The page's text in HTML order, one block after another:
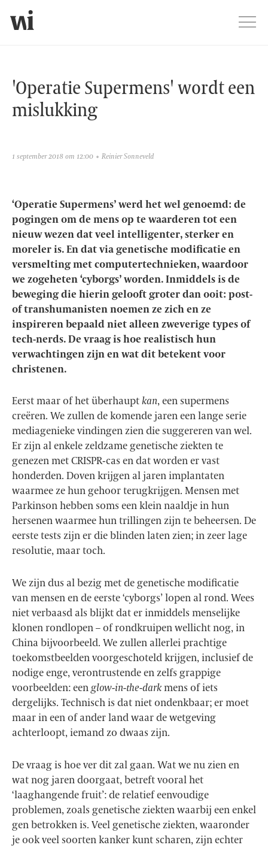
'Operatie Supermens' wordt een
'Operatie Supermens' wordt een
mislukking
1 september 2018 om 12:00 Reinier Sonneveld
‘Operatie Supermens’ werd het wel genoemd: de
pogingen om de mens op te waarderen tot een
nieuw wezen dat veel intelligenter, sterker en
moreler is. En dat via genetische modificatie en
versmelting met computertechnieken, waardoor
we zogeheten ‘cyborgs’ worden.Inmiddels is de
beweging die hierin gelooft groter dan ooit: post-
of transhumanisten noemen ze zich en ze
inspireren bepaald niet alleen zweverige types of
tech-nerds. De vraag is hoe realistisch hun
verwachtingen zijn en wat dit betekent voor
christenen.
Eerst maar of het überhauptkan, een supermens
creëren. We zullen de komende jaren een lange serie
mediagenieke vindingen zien die suggereren van wel.
Er zijn al enkele zeldzame genetische ziekten te
genezen met CRISPR-cas en dat worden er vast
honderden. Doven krijgen al jaren implantaten
waarmee ze hun gehoor terugkrijgen. Mensen met
Parkinson hebben soms een klein naaldje in hun
hersenen waarmee hun trillingen zijn te beheersen. De
eerste tests zijn er die blinden laten zien; in zeer lage
resolutie, maar toch.
We zijn dus al bezig met de genetische modificatie
van mensen en de eerste ‘cyborgs’ lopen al rond. Wees
niet verbaasd als blijkt dat er inmiddels menselijke
klonen rondlopen – of rondkruipen wellicht nog, in
China bijvoorbeeld. We zullen allerlei prachtige
toekomstbeelden voorgeschoteld krijgen, inclusief de
nodige enge, verontrustende en zelfs grappige
voorbeelden: eenglow-in-the-darkmens of iets
dergelijks. Technisch is dat niet ondenkbaar; er moet
maar in een of ander land waar de wetgeving
achterloopt, iemand zo dwaas zijn.
De vraag is hoe ver dit zal gaan. Wat we nu zien en
wat nog jaren doorgaat, betreft vooral het
‘laaghangende fruit’: de relatief eenvoudige
problemen, zoals genetische ziekten waarbij een enkel
gen betrokken is. Veel genetische ziekten, waaronder
je ook veel soorten kanker kunt scharen, zijn echter